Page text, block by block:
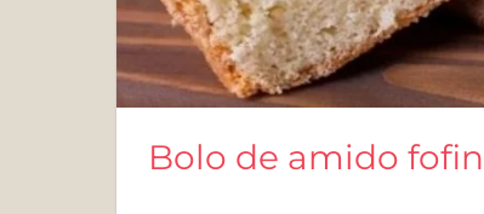
Bolo de amido